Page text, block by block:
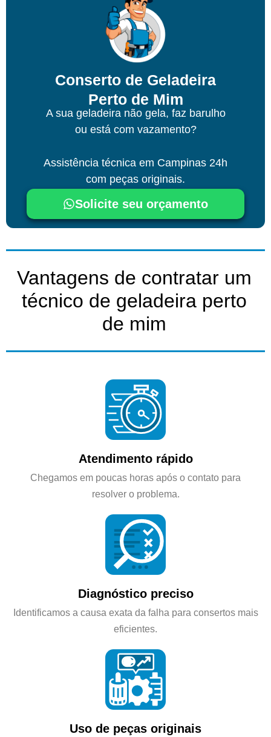
Conserto de Geladeira
Perto de Mim
A sua geladeira não gela, faz barulho
ou está com vazamento?
Assistência técnica em Campinas 24h
com peças originais.
Solicite seu orçamento
Vantagens de contratar um
técnico de geladeira perto
de mim
Atendimento rápido
Chegamos em poucas horas após o contato para
resolver o problema.
Diagnóstico preciso
Identificamos a causa exata da falha para consertos mais
eficientes.
Uso de peças originais